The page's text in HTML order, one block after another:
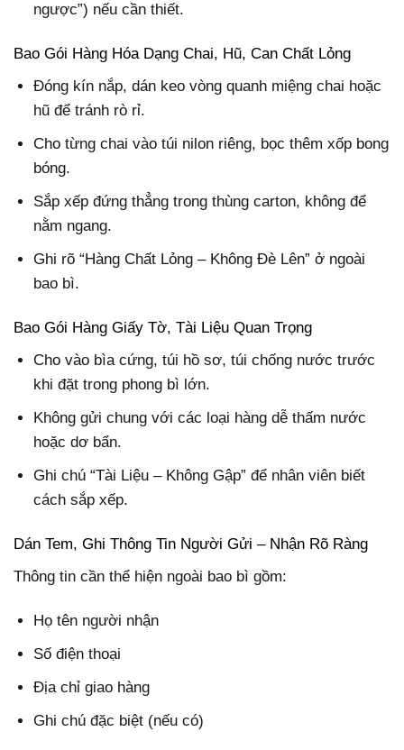
ngược”) nếu cần thiết.
Bao Gói Hàng Hóa Dạng Chai, Hũ, Can Chất Lỏng
Đóng kín nắp, dán keo vòng quanh miệng chai hoặc
hũ để tránh rò rỉ.
Cho từng chai vào túi nilon riêng, bọc thêm xốp bong
bóng.
Sắp xếp đứng thẳng trong thùng carton, không để
nằm ngang.
Ghi rõ “Hàng Chất Lỏng – Không Đè Lên” ở ngoài
bao bì.
Bao Gói Hàng Giấy Tờ, Tài Liệu Quan Trọng
Cho vào bìa cứng, túi hồ sơ, túi chống nước trước
khi đặt trong phong bì lớn.
Không gửi chung với các loại hàng dễ thấm nước
hoặc dơ bẩn.
Ghi chú “Tài Liệu – Không Gập” để nhân viên biết
cách sắp xếp.
Dán Tem, Ghi Thông Tin Người Gửi – Nhận Rõ Ràng
Thông tin cần thể hiện ngoài bao bì gồm:
Họ tên người nhận
Số điện thoại
Địa chỉ giao hàng
Ghi chú đặc biệt (nếu có)